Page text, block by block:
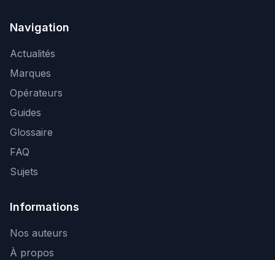
Navigation
Actualités
Marques
Opérateurs
Guides
Glossaire
FAQ
Sujets
Informations
Nos auteurs
À propos